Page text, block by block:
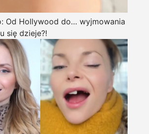
Od Hollywood do… wyjmowania
się dzieje?!